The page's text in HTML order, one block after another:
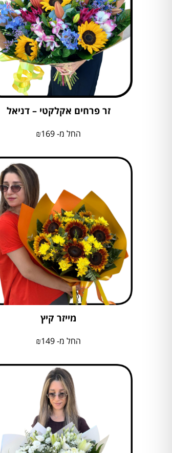
זר פרחים אקלקטי – דניאל
החל מ- ₪169
מייזר קיץ
החל מ- ₪149